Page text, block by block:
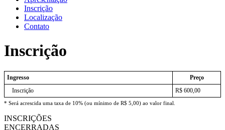
Inscrição
Localização
Contato
Inscrição
Ingresso
Preço
Inscrição
R$ 600,00
* Será acrescida uma taxa de 10% (ou mínimo de R$ 5,00) ao valor final.
INSCRIÇÕES
ENCERRADAS